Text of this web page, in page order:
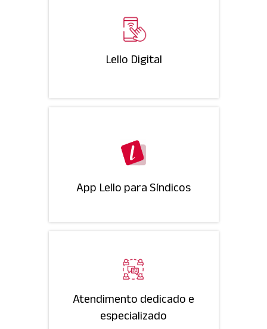
Lello Digital
App Lello para Síndicos
Atendimento dedicado e
especializado